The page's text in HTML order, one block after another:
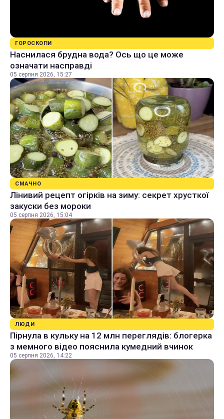
ГОРОСКОПИ
Наснилася брудна вода? Ось що це може
означати насправді
05 серпня 2026, 15:27
СМАЧНО
Лінивий рецепт огірків на зиму: секрет хрусткої
закуски без мороки
05 серпня 2026, 15:04
ЛЮДИ
Пірнула в кульку на 12 млн переглядів: блогерка
з мемного відео пояснила кумедний вчинок
05 серпня 2026, 14:22